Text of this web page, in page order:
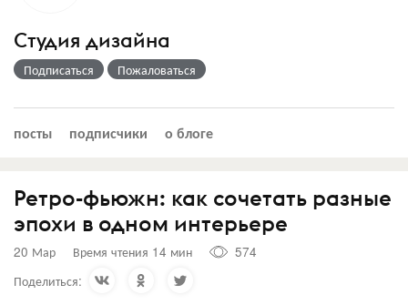
Студия дизайна
Подписаться Пожаловаться
посты подписчики о блоге
Ретро-фьюжн: как сочетать разные
эпохи в одном интерьере
20 Мар Время чтения 14 мин
574
Поделиться: